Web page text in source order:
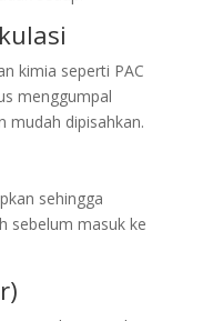
kimia seperti PAC
menggumpal
mudah dipisahkan.
sehingga
sebelum masuk ke